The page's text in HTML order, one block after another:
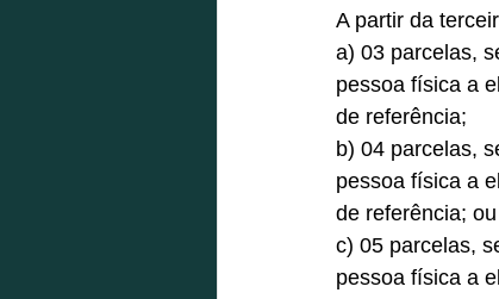
A partir da
a) 03 parcelas,
pessoa física a
de referência;
b) 04 parcelas,
pessoa física a
de referência; ou
c) 05 parcelas,
pessoa física a